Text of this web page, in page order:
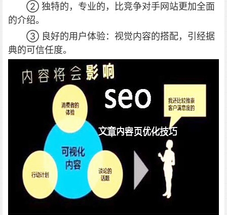
② 独特的，专业的，比竞争对手网站更加全面
的介绍。
③ 良好的用户体验：视觉内容的搭配，引经据
典的可信任度。